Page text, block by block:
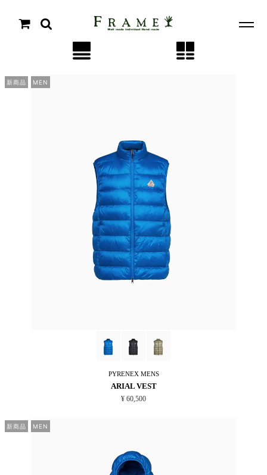
新商品 MEN
PYRENEXMENS
ARIAL VEST
¥ 60,500
新商品 MEN